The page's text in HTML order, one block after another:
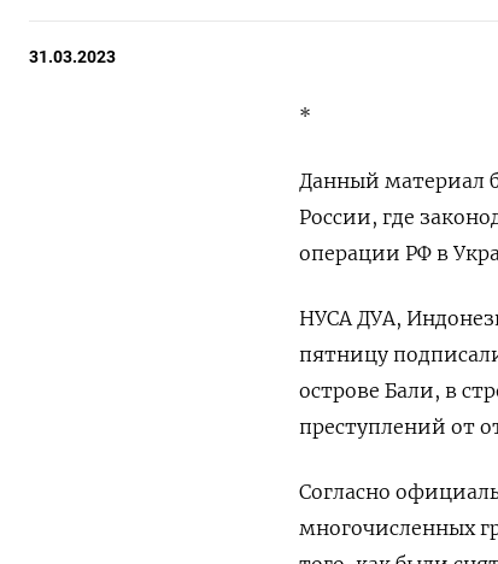
31.03.2023
*
Данный материал
России, где
операции РФ в
НУСА ДУА,
пятницу
острове Бали, в
преступлений от
Согласно
многочисленных